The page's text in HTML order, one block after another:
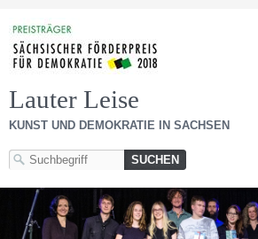
Lauter Leise
KUNST UND DEMOKRATIE IN SACHSEN